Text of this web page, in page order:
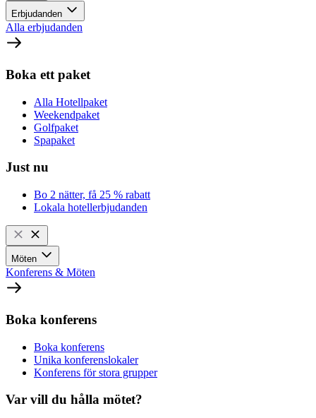
Erbjudanden
Alla erbjudanden
Boka ett paket
Alla Hotellpaket
Weekendpaket
Golfpaket
Spapaket
Just nu
Bo 2 nätter, få 25 % rabatt
Lokala hotellerbjudanden
Möten
Konferens & Möten
Boka konferens
Boka konferens
Unika konferenslokaler
Konferens för stora grupper
Var vill du hålla mötet?